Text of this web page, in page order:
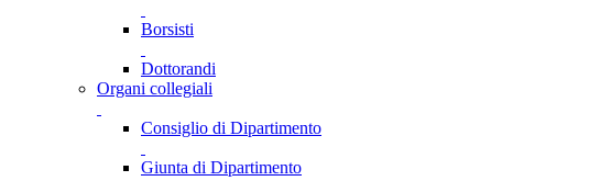
Borsisti
Dottorandi
Organi collegiali
Consiglio di Dipartimento
Giunta di Dipartimento